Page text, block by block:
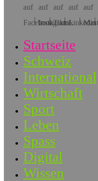
Startseite
Schweiz
International
Wirtschaft
Sport
Leben
Spass
Digital
Wissen